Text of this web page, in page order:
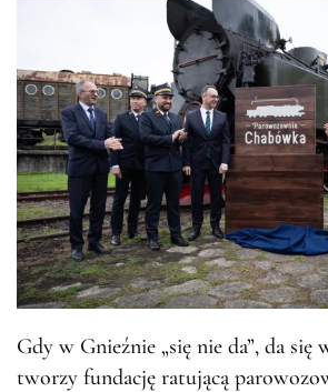
Gdy w Gnieźnie „się nie da”, da się
tworzy fundację ratującą